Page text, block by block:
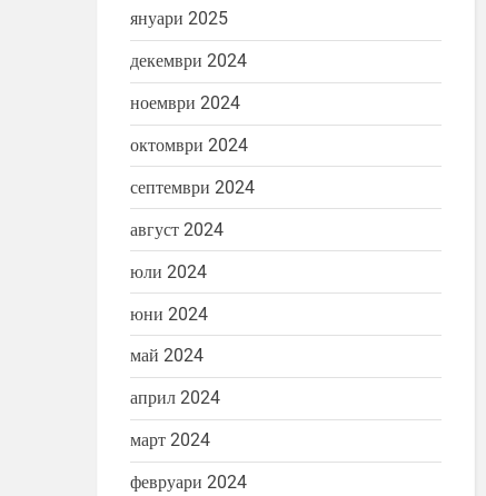
януари 2025
декември 2024
ноември 2024
октомври 2024
септември 2024
август 2024
юли 2024
юни 2024
май 2024
април 2024
март 2024
февруари 2024